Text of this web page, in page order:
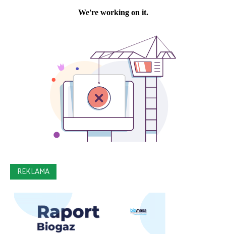
REKLAMA